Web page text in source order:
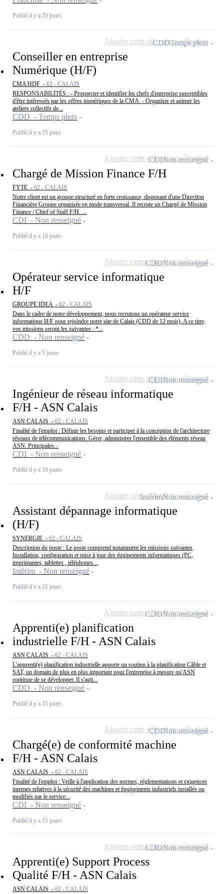
Publié il y a 20 jours
Conseiller en entreprise
Numérique (H/F)
CMA HDF - 62 - CALAIS
RESPONSABILITÉS : - Prospecter et identifier les chefs d'entreprise susceptibles
d'être intéressés par les offres numériques de la CMA. - Organiser et animer les
ateliers collectifs de...
CDD - Temps plein
Publié il y a 15 jours
CDDTemps plein
Ajouter cette offre à ma sélection
Chargé de Mission Finance F/H
FYTE - 62 - CALAIS
Notre client est un groupe structuré en forte croissance, disposant d'une Direction
Financière Groupe organisée en mode transversal. Il recrute un Chargé de Mission
Finance / Chief of Staff F/H. ...
CDI - Non renseigné
Publié il y a 16 jours
CDINon renseigné
Ajouter cette offre à ma sélection
Opérateur service informatique
H/F
GROUPE IDEA - 62 - CALAIS
Dans le cadre de notre développement, nous recrutons un opérateur service
informatique H/F pour rejoindre notre site de Calais (CDD de 12 mois). A ce titre,
vos missions seront les suivantes : *...
CDD - Non renseigné
Publié il y a 5 jours
CDDNon renseigné
Ajouter cette offre à ma sélection
Ingénieur de réseau informatique
F/H - ASN Calais
ASN CALAIS - 62 - CALAIS
Finalité de l'emploi : Définir les besoins et participer à la conception de l'architecture
réseaux de télécommunications. Gérer, administrer l'ensemble des éléments réseau
ASN. Principales...
CDI - Non renseigné
Publié il y a 19 jours
CDINon renseigné
Ajouter cette offre à ma sélection
Assistant dépannage informatique
(H/F)
SYNERGIE - 62 - CALAIS
Description du poste : Le poste comprend notamment les missions suivantes
Installation, configuration et mise à jour des équipements informatiques (PC,
imprimantes, tablettes , téléphones...
Intérim - Non renseigné
Publié il y a 21 jours
IntérimNon renseigné
Ajouter cette offre à ma sélection
Apprenti(e) planification
industrielle F/H - ASN Calais
ASN CALAIS - 62 - CALAIS
L'apprenti(e) planification industrielle apporte un soutien à la planification Câble et
SAT, un domain de plus en plus important pour l'entreprise à mesure qu'ASN
continue de se développer. Il s'agit...
CDD - Non renseigné
Publié il y a 15 jours
CDDNon renseigné
Ajouter cette offre à ma sélection
Chargé(e) de conformité machine
F/H - ASN Calais
ASN CALAIS - 62 - CALAIS
Finalité de l'emploi : Veille à l'application des normes, réglementations et exigences
internes relatives à la sécurité des machines et équipements industriels installés ou
modifiés par le service...
CDI - Non renseigné
Publié il y a 15 jours
CDINon renseigné
Ajouter cette offre à ma sélection
Apprenti(e) Support Process
Qualité F/H - ASN Calais
ASN CALAIS - 62 - CALAIS
CDDNon renseigné
Ajouter cette offre à ma sélection